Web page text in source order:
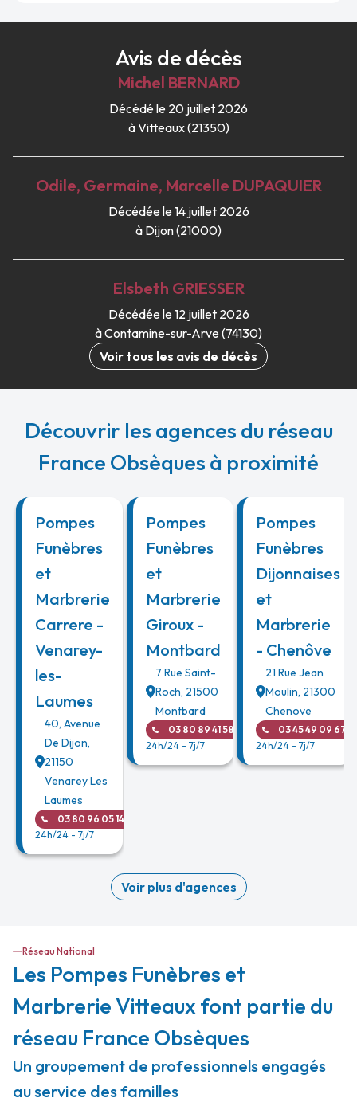
Avis de décès
Michel BERNARD
Décédé le 20 juillet 2026
à Vitteaux (21350)
Odile, Germaine, Marcelle DUPAQUIER
Décédée le 14 juillet 2026
à Dijon (21000)
Elsbeth GRIESSER
Décédée le 12 juillet 2026
à Contamine-sur-Arve (74130)
Voir tous les avis de décès
Découvrir les agences du réseau
France Obsèques à proximité
Pompes
Funèbres
et
Marbrerie
Carrere -
Venarey-
les-
Laumes
40, Avenue
De Dijon,
21150
Venarey Les
Laumes
03 80 96 05 14
24h/24 - 7j/7
Pompes
Funèbres
et
Marbrerie
Giroux -
Montbard
7 Rue Saint-
Roch, 21500
Montbard
03 80 89 41 58
24h/24 - 7j/7
Pompes
Funèbres
Dijonnaises
et
Marbrerie
- Chenôve
21 Rue Jean
Moulin, 21300
Chenove
03 45 49 09 67
24h/24 - 7j/7
Voir plus d'agences
Réseau National
Les Pompes Funèbres et
Marbrerie Vitteaux font partie du
réseau France Obsèques
Un groupement de professionnels engagés
au service des familles